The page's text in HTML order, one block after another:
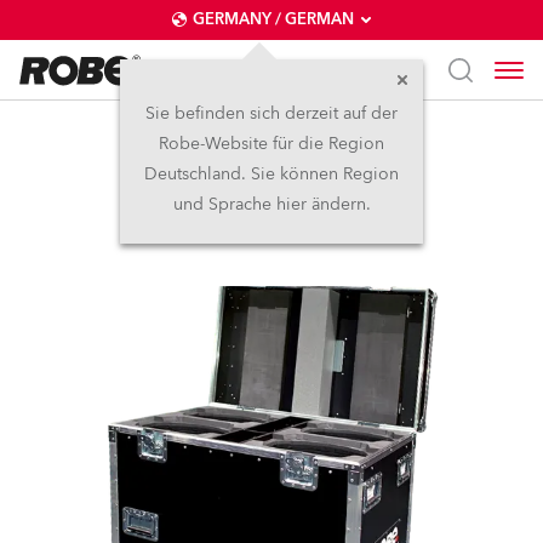
GERMANY / GERMAN
Sie befinden sich derzeit auf der
Robe-Website für die Region
Deutschland. Sie können Region
und Sprache hier ändern.
Vierfach Case Viva™
Abgekündigt